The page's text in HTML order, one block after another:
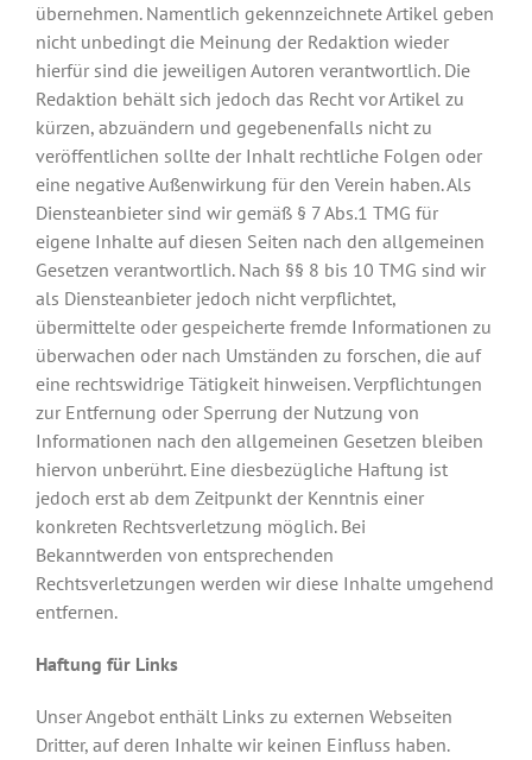
übernehmen. Namentlich gekennzeichnete Artikel geben
nicht unbedingt die Meinung der Redaktion wieder
hierfür sind die jeweiligen Autoren verantwortlich. Die
Redaktion behält sich jedoch das Recht vor Artikel zu
kürzen, abzuändern und gegebenenfalls nicht zu
veröffentlichen sollte der Inhalt rechtliche Folgen oder
eine negative Außenwirkung für den Verein haben. Als
Diensteanbieter sind wir gemäß § 7 Abs.1 TMG für
eigene Inhalte auf diesen Seiten nach den allgemeinen
Gesetzen verantwortlich. Nach §§ 8 bis 10 TMG sind wir
als Diensteanbieter jedoch nicht verpflichtet,
übermittelte oder gespeicherte fremde Informationen zu
überwachen oder nach Umständen zu forschen, die auf
eine rechtswidrige Tätigkeit hinweisen. Verpflichtungen
zur Entfernung oder Sperrung der Nutzung von
Informationen nach den allgemeinen Gesetzen bleiben
hiervon unberührt. Eine diesbezügliche Haftung ist
jedoch erst ab dem Zeitpunkt der Kenntnis einer
konkreten Rechtsverletzung möglich. Bei
Bekanntwerden von entsprechenden
Rechtsverletzungen werden wir diese Inhalte umgehend
entfernen.
Haftung für Links
Unser Angebot enthält Links zu externen Webseiten
Dritter, auf deren Inhalte wir keinen Einfluss haben.